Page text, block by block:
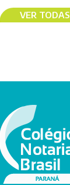
VER TODAS